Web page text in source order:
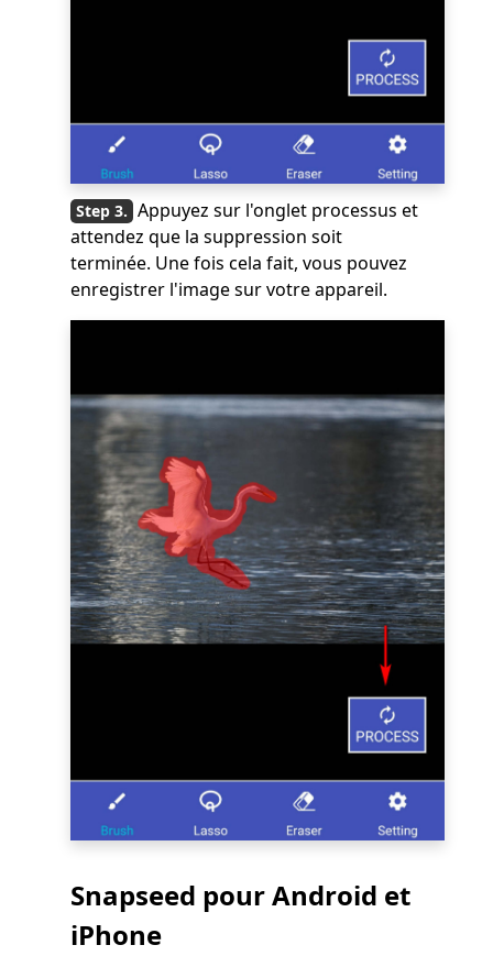
Appuyez sur l'onglet processus et
attendez que la suppression soit
terminée. Une fois cela fait, vous pouvez
enregistrer l'image sur votre appareil.
Snapseed pour Android et
iPhone